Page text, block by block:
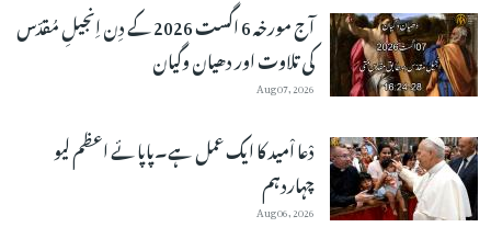
آج مورخہ 6 اگست 2026 کے دِن اِنجیلِ مُقدّس
کی تلاوت اور دھیان وگیان
Aug 07, 2026
دْعا اْمید کا ایک عمل ہے۔پاپائے اعظم لیو
چہاردہم
Aug 06, 2026